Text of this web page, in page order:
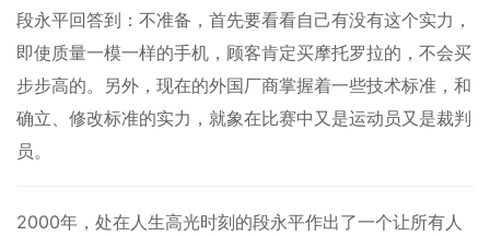
段永平回答到：不准备，首先要看看自己有没有这个实力，
即使质量一模一样的手机，顾客肯定买摩托罗拉的，不会买
步步高的。另外，现在的外国厂商掌握着一些技术标准，和
确立、修改标准的实力，就象在比赛中又是运动员又是裁判
员。
2000年，处在人生高光时刻的段永平作出了一个让所有人